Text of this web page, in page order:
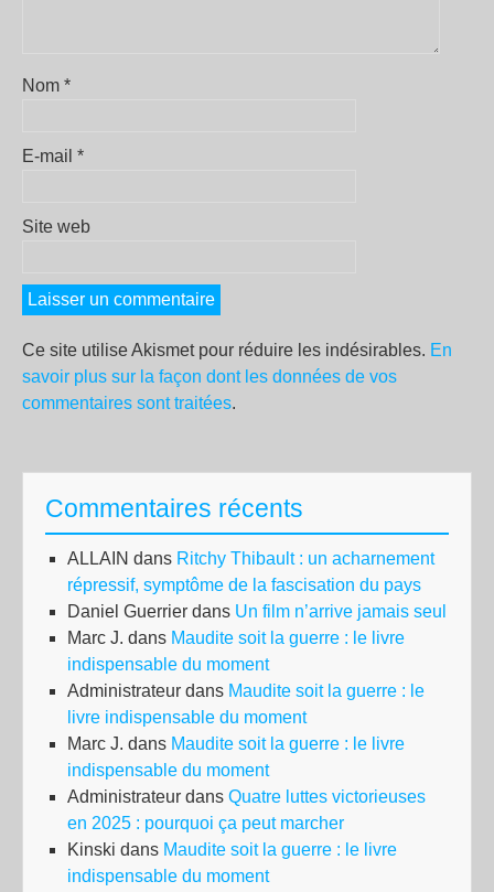
Nom *
E-mail *
Site web
Ce site utilise Akismet pour réduire les indésirables. En
savoir plus sur la façon dont les données de vos
commentaires sont traitées.
Commentaires récents
ALLAIN dans Ritchy Thibault : un acharnement
répressif, symptôme de la fascisation du pays
Daniel Guerrier dans Un film n’arrive jamais seul
Marc J. dans Maudite soit la guerre : le livre
indispensable du moment
Administrateur dans Maudite soit la guerre : le
livre indispensable du moment
Marc J. dans Maudite soit la guerre : le livre
indispensable du moment
Administrateur dans Quatre luttes victorieuses
en 2025 : pourquoi ça peut marcher
Kinski dans Maudite soit la guerre : le livre
indispensable du moment